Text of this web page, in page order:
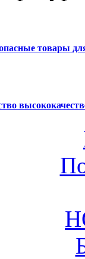
товары